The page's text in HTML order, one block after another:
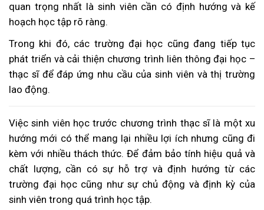
quan trọng nhất là sinh viên cần có định hướng và kế
hoạch học tập rõ ràng.
Trong khi đó, các trường đại học cũng đang tiếp tục
phát triển và cải thiện chương trình liên thông đại học –
thạc sĩ để đáp ứng nhu cầu của sinh viên và thị trường
lao động.
Việc sinh viên học trước chương trình thạc sĩ là một xu
hướng mới có thể mang lại nhiều lợi ích nhưng cũng đi
kèm với nhiều thách thức. Để đảm bảo tính hiệu quả và
chất lượng, cần có sự hỗ trợ và định hướng từ các
trường đại học cũng như sự chủ động và định kỳ của
sinh viên trong quá trình học tập.